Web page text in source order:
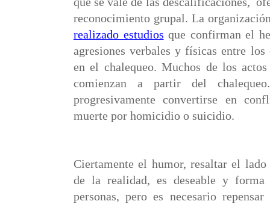
reconocimiento grupal. La
realizado estudios que confirman el
agresiones verbales y físicas entre los
en el chalequeo. Muchos de los
comienzan a partir del chalequeo.
progresivamente convertirse en
muerte por homicidio o suicidio.
Ciertamente el humor, resaltar el
de la realidad, es deseable y forma
personas, pero es necesario